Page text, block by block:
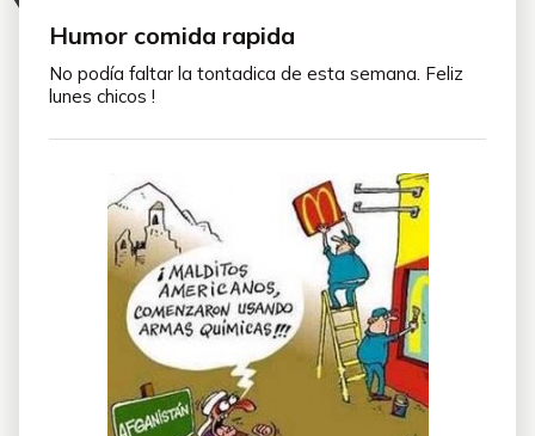
Humor comida rapida
No podía faltar la tontadica de esta semana. Feliz
lunes chicos !